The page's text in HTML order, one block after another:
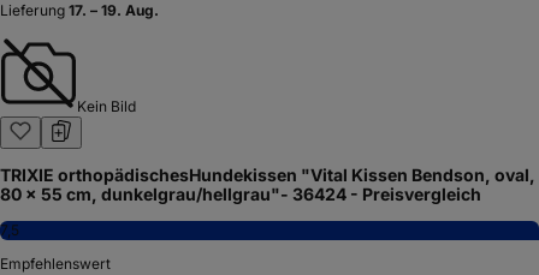
Lieferung 17. – 19. Aug.
Kein Bild
TRIXIE orthopädischesHundekissen "Vital Kissen Bendson, oval,
80 × 55 cm, dunkelgrau/hellgrau"- 36424 - Preisvergleich
7,5
Empfehlenswert